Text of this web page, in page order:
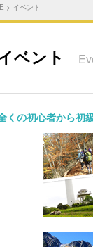
> イベント
ベント
くの初心者から初